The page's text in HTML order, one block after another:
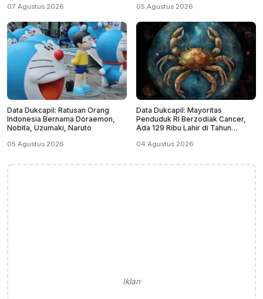
07 Agustus 2026 05 Agustus 2026
Data Dukcapil: Ratusan Orang
Indonesia Bernama Doraemon,
Nobita, Uzumaki, Naruto
05 Agustus 2026
Data Dukcapil: Mayoritas
Penduduk RI Berzodiak Cancer,
Ada 129 Ribu Lahir di Tahun
04 Agustus 2026
Iklan